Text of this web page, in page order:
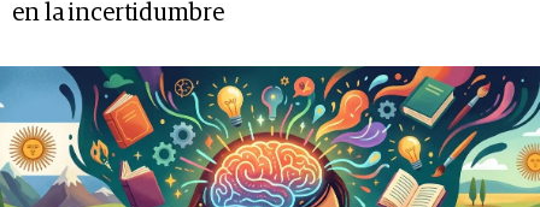
en la incertidumbre